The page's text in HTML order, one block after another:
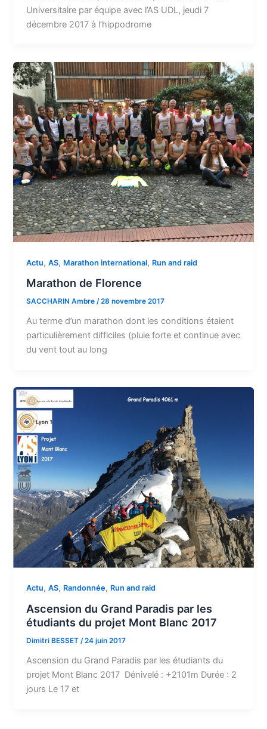
Universitaire par équipe avec l’AS UDL, jeudi 7
décembre 2017 à l’hippodrome
Actu,AS, Marathon international, Run and raid
Marathon de Florence
SACCHARIN Ambre/28 novembre 2017
Au terme d’un marathon dont les conditions étaient
particulièrement difficiles (pluie forte et continue avec
du vent tout au long
Actu,AS, Randonnée, Run and raid
Ascension du Grand Paradis par les
étudiants du projet Mont Blanc 2017
Dimitri BESSET/24 juin 2017
Ascension du Grand Paradis par les étudiants du
projet Mont Blanc 2017 Dénivelé : +2101m Durée : 2
jours Le 17 et